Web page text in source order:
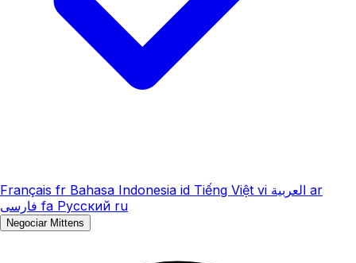
Français fr Bahasa Indonesia id Tiếng Việt vi العربية ar
فارسی fa Русский ru
Negociar Mittens